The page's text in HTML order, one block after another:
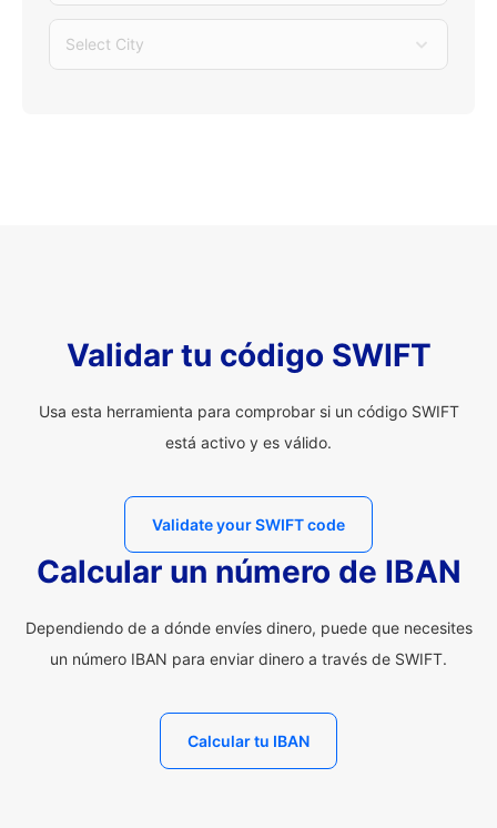
Select City
Validar tu código SWIFT
Usa esta herramienta para comprobar si un código SWIFT
está activo y es válido.
Validate your SWIFT code
Calcular un número de IBAN
Dependiendo de a dónde envíes dinero, puede que necesites
un número IBAN para enviar dinero a través de SWIFT.
Calcular tu IBAN